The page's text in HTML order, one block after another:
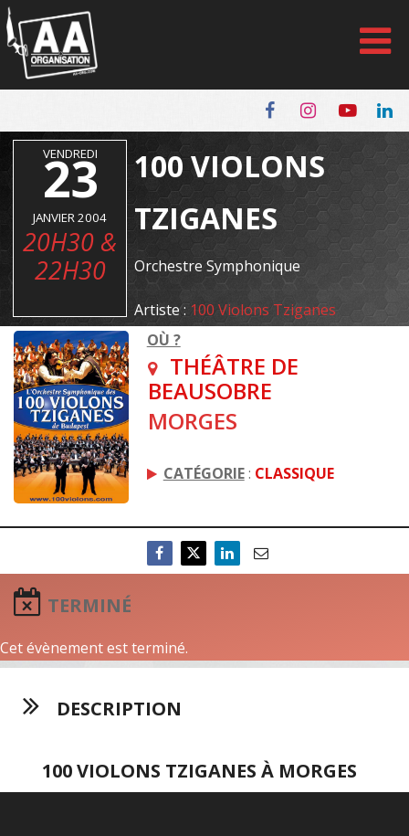
Panneau de gestion des cookies
VENDREDI
23
JANVIER 2004
20H30 &
22H30
100 VIOLONS
TZIGANES
Orchestre Symphonique
Artiste : 100 Violons Tziganes
OÙ ?
THÉÂTRE DE
BEAUSOBRE
MORGES
CATÉGORIE: CLASSIQUE
TERMINÉ
Cet évènement est terminé.
DESCRIPTION
100 VIOLONS TZIGANES À MORGES